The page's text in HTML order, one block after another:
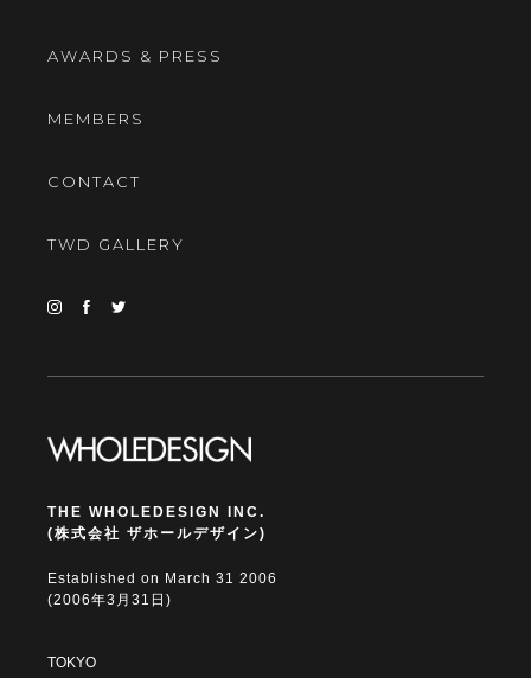
AWARDS & PRESS
MEMBERS
CONTACT
TWD GALLERY
THE WHOLEDESIGN INC.
(株式会社 ザホールデザイン)
Established on March 31 2006
(2006年3月31日)
TOKYO